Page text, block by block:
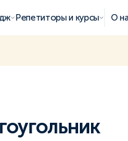
Репетиторы и курсы О